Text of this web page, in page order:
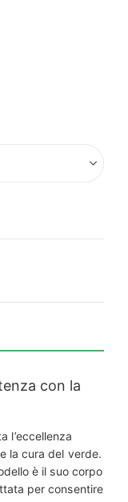
con la
l’eccellenza
la cura del verde.
è il suo corpo
per consentire